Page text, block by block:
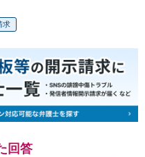
求
回答